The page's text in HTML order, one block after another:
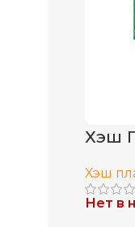
Хэш
Хэш
Нет в